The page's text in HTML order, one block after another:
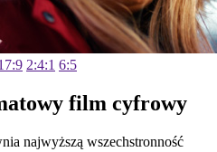
2:4:1 6:5
film cyfrowy
najwyższą wszechstronność